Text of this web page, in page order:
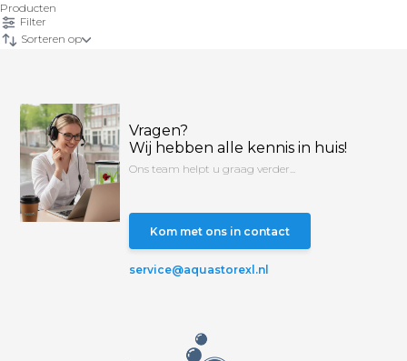
Producten
Filter
Sorteren op
Vragen?
Wij hebben alle kennis in huis!
Ons team helpt u graag verder...
Kom met ons in contact
service@aquastorexl.nl